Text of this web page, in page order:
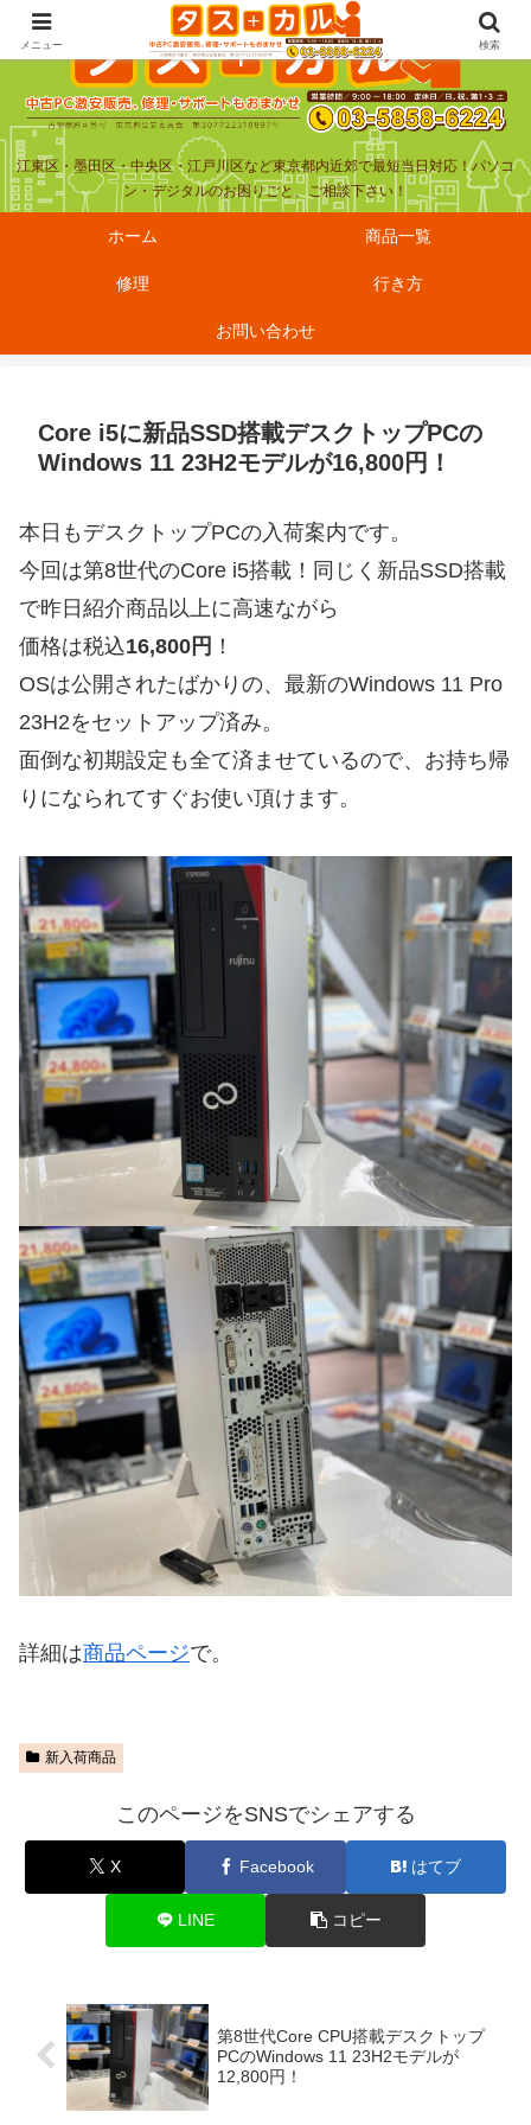
江東区・墨田区・中央区・江戸川区など東京都内近郊で最短当日対応！パソコ
ン・デジタルのお困りごと、ご相談下さい！
ホーム 商品一覧
修理 行き方
お問い合わせ
Core i5に新品SSD搭載デスクトップPCの
Windows 11 23H2モデルが16,800円！
本日もデスクトップPCの入荷案内です。
今回は第8世代のCore i5搭載！同じく新品SSD搭載
で昨日紹介商品以上に高速ながら
価格は税込16,800円 ！
OSは公開されたばかりの、最新のWindows 11 Pro
23H2をセットアップ済み。
面倒な初期設定も全て済ませているので、お持ち帰
りになられてすぐお使い頂けます。
詳細は商品ページで。
新入荷商品
このページをSNSでシェアする
X Facebook はてブ
LINE コピー
第8世代Core CPU搭載デスクトップ
PCのWindows 11 23H2モデルが
12,800円！
メニュー 検索